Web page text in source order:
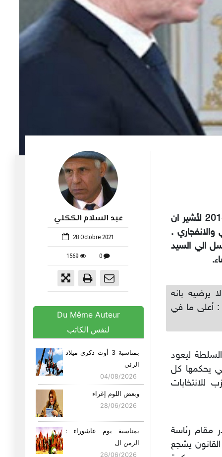
عبد السلام الككلي
28 Octobre 2021
1569 0
Du Même Auteur
لنفس الكاتب
بمناسبة 3 أوت ذكرى ميلاد
الرئي
04/08/2026
وبعض اللوم إغراء
28/06/2026
بمناسبة يوم عاشوراء :
الزمن ال
26/06/2026
أذكر أني كتبت مرة مقالا حول السيد النزيه جدا محمد عبو سنة 2013 لأشير ان
.
الي السيد
يرضيه بانه
: أعلى ما في
السلطة ليعود
يحكمها كل
للانتخابات
مقام رئاسة
يشجع